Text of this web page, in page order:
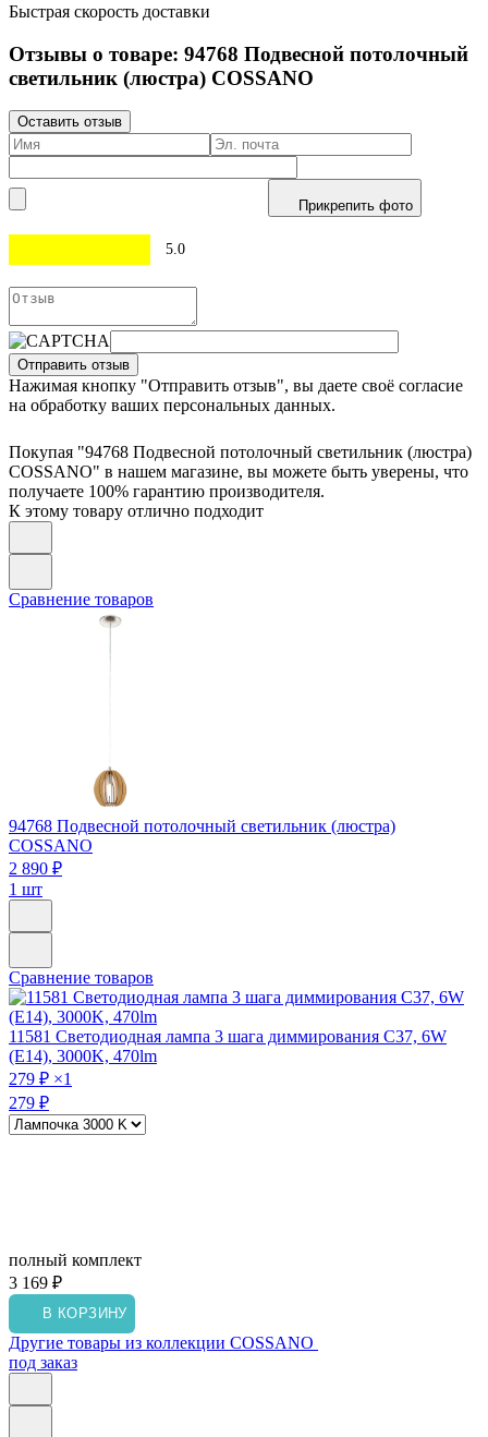
Быстрая скорость доставки
Отзывы о товаре: 94768 Подвесной потолочный
светильник (люстра) COSSANO
Оставить отзыв
Прикрепить фото
5.0
Отправить отзыв
Нажимая кнопку "Отправить отзыв", вы даете своё согласие
на обработку ваших персональных данных.
Покупая "94768 Подвесной потолочный светильник (люстра)
COSSANO" в нашем магазине, вы можете быть уверены, что
получаете 100% гарантию производителя.
К этому товару отлично подходит
Сравнение товаров
94768 Подвесной потолочный светильник (люстра)
COSSANO
2 890 ₽
1 шт
Сравнение товаров
11581 Светодиодная лампа 3 шага диммирования C37, 6W
(E14), 3000K, 470lm
279 ₽ ×1
279 ₽
полный комплект
3 169 ₽
В КОРЗИНУ
Другие товары из коллекции COSSANO
под заказ